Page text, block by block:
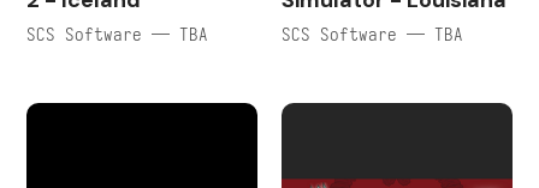
SCS Software — TBA SCS Software — TBA